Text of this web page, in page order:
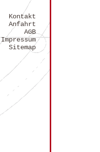
Kontakt
Anfahrt
AGB
Impressum
Sitemap